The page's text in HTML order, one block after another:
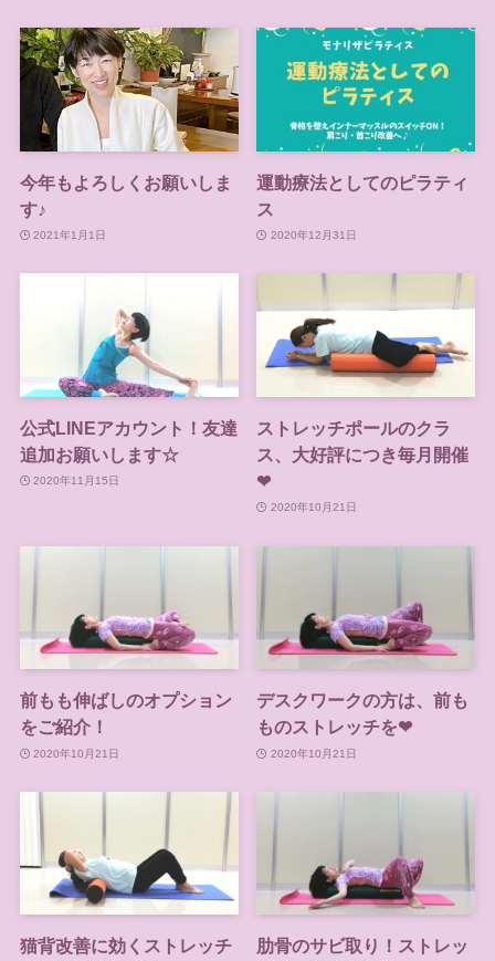
今年もよろしくお願いしま
す♪
2021年1月1日
運動療法としてのピラティ
ス
2020年12月31日
公式LINEアカウント！友達
追加お願いします☆
2020年11月15日
ストレッチポールのクラ
ス、大好評につき毎月開催
❤
2020年10月21日
前もも伸ばしのオプション
をご紹介！
2020年10月21日
デスクワークの方は、前も
ものストレッチを❤
2020年10月21日
猫背改善に効くストレッチ
肋骨のサビ取り！ストレッ